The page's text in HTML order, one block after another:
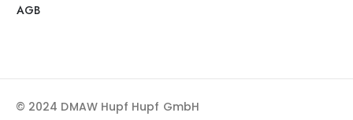
AGB
© 2024 DMAW Hupf Hupf GmbH